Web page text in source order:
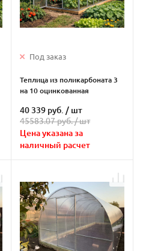
Под заказ
Теплица из поликарбоната 3
на 10 оцинкованная
40 339 руб. / шт
45583.07 руб. /шт
Цена указана за
наличный расчет